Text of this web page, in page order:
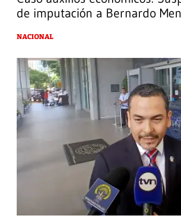
de imputación a Bernardo
NACIONAL